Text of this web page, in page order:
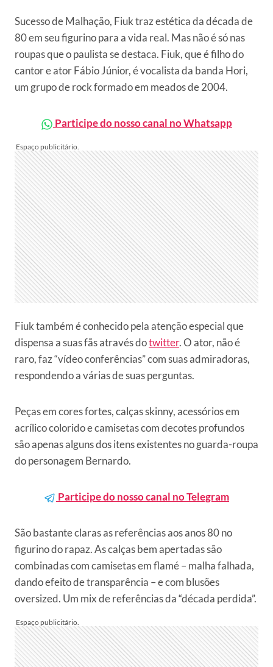
Sucesso de Malhação, Fiuk traz estética da década de
80 em seu figurino para a vida real. Mas não é só nas
roupas que o paulista se destaca. Fiuk, que é filho do
cantor e ator Fábio Júnior, é vocalista da banda Hori,
um grupo de rock formado em meados de 2004.
Participe do nosso canal no Whatsapp
Fiuk também é conhecido pela atenção especial que
dispensa a suas fãs através dotwitter. O ator, não é
raro, faz “vídeo conferências” com suas admiradoras,
respondendo a várias de suas perguntas.
Peças em cores fortes, calças skinny, acessórios em
acrílico colorido e camisetas com decotes profundos
são apenas alguns dos itens existentes no guarda-roupa
do personagem Bernardo.
Participe do nosso canal no Telegram
São bastante claras as referências aos anos 80 no
figurino do rapaz. As calças bem apertadas são
combinadas com camisetas em flamé – malha falhada,
dando efeito de transparência – e com blusões
oversized. Um mix de referências da “década perdida”.